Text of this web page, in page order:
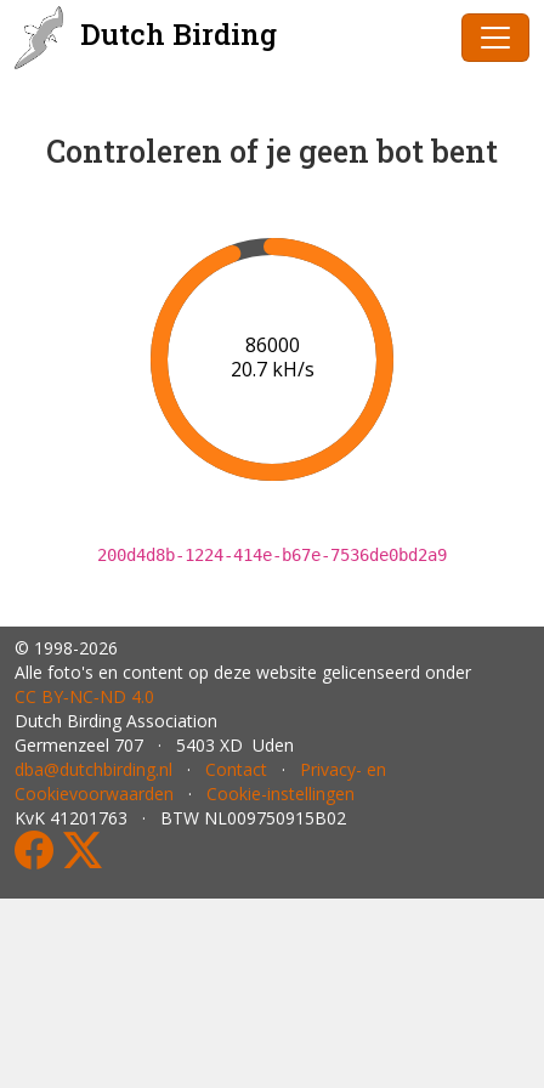
Dutch Birding
Controleren of je geen bot bent
86000
20.7 kH/s
200d4d8b-1224-414e-b67e-7536de0bd2a9
© 1998-2026
Alle foto's en content op deze website gelicenseerd onder
CC BY‑NC‑ND 4.0
Dutch Birding Association
Germenzeel 707 · 5403 XD Uden
dba@dutchbirding.nl · Contact · Privacy- en
Cookievoorwaarden · Cookie-instellingen
KvK 41201763 · BTW NL009750915B02